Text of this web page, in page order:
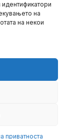
на
на некои
приватноста